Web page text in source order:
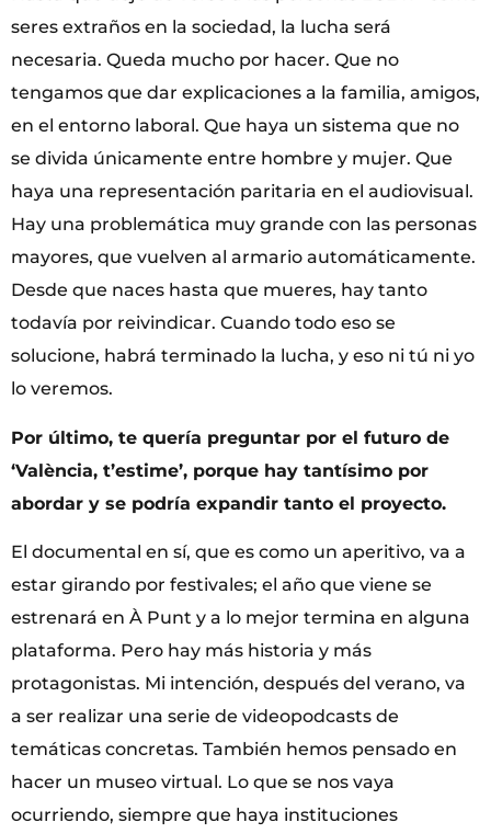
seres extraños en la sociedad, la lucha será
necesaria. Queda mucho por hacer. Que no
tengamos que dar explicaciones a la familia, amigos,
en el entorno laboral. Que haya un sistema que no
se divida únicamente entre hombre y mujer. Que
haya una representación paritaria en el audiovisual.
Hay una problemática muy grande con las personas
mayores, que vuelven al armario automáticamente.
Desde que naces hasta que mueres, hay tanto
todavía por reivindicar. Cuando todo eso se
solucione, habrá terminado la lucha, y eso ni tú ni yo
lo veremos.
Por último, te quería preguntar por el futuro de
‘València, t’estime’, porque hay tantísimo por
abordar y se podría expandir tanto el proyecto.
El documental en sí, que es como un aperitivo, va a
estar girando por festivales; el año que viene se
estrenará en À Punt y a lo mejor termina en alguna
plataforma. Pero hay más historia y más
protagonistas. Mi intención, después del verano, va
a ser realizar una serie de videopodcasts de
temáticas concretas. También hemos pensado en
hacer un museo virtual. Lo que se nos vaya
ocurriendo, siempre que haya instituciones